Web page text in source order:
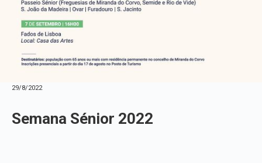
29/8/2022
Semana Sénior 2022